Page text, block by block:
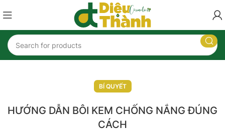
BÍ QUYẾT
HƯỚNG DẪN BÔI KEM CHỐNG NẮNG ĐÚNG
CÁCH
Mua 5 tặng 1 khi mua sản phẩm Kem trị chàm vảy nến – Lozivate MF
nhận ngay ưu đãi🎉